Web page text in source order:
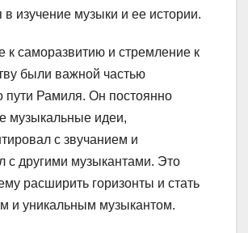
в изучение музыки и ее истории.
к саморазвитию и стремление к
были важной частью
пути Рамиля. Он постоянно
музыкальные идеи,
с звучанием и
с другими музыкантами. Это
расширить горизонты и стать
и уникальным музыкантом.